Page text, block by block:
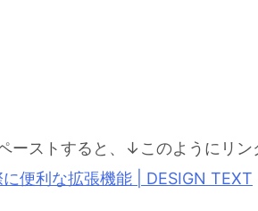
ーストすると、↓このようにリ
便利な拡張機能 | DESIGN TEXT